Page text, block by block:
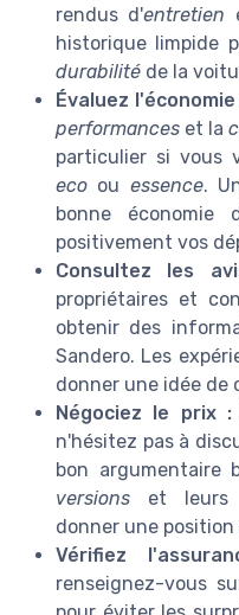
rendus d'entretien
historique limpide
durabilité de la
Évaluez
performances et la
particulier si vous
eco ou essence.
bonne économie
positivement vos
Consultez les
propriétaires et
obtenir des
Sandero. Les
donner une idée de
Négociez le prix :
n'hésitez pas à
bon argumentaire
versions et leurs
donner une
Vérifiez
renseignez-vous